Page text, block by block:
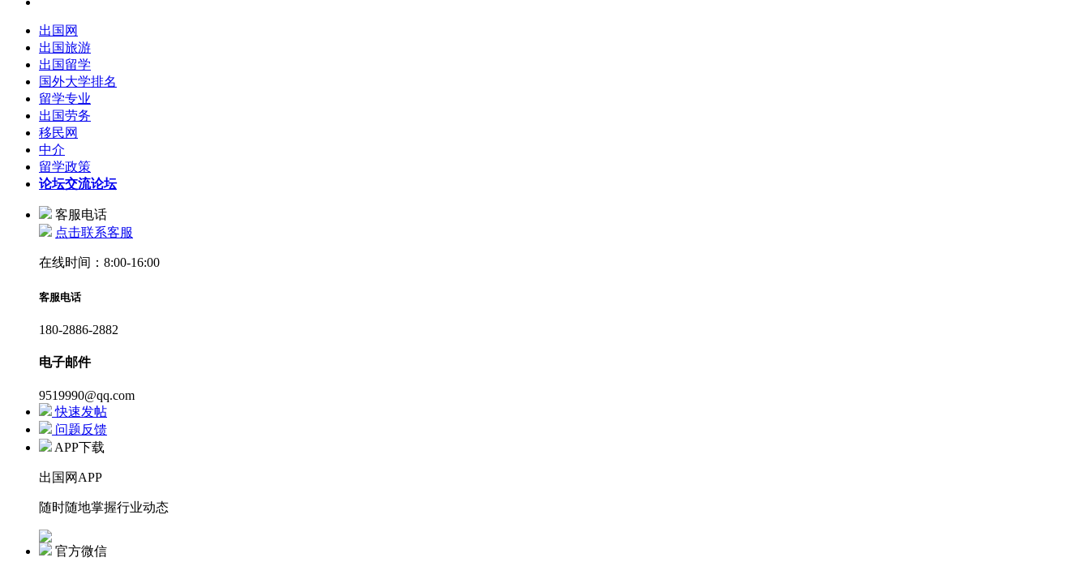
出国网
出国旅游
出国留学
国外大学排名
留学专业
出国劳务
移民网
中介
留学政策
论坛交流论坛
客服电话
点击联系客服
在线时间：8:00-16:00
客服电话
180-2886-2882
电子邮件
9519990@qq.com
快速发帖
问题反馈
APP下载
出国网APP
随时随地掌握行业动态
官方微信